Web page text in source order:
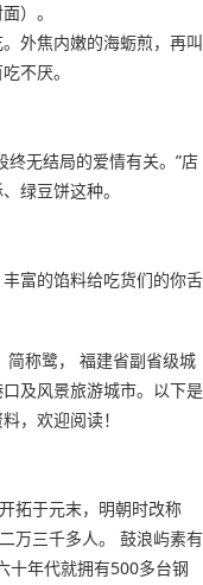
）。
外焦内嫩的海蛎煎，再叫
不厌。
终无结局的爱情有关。”店
绿豆饼这种。
富的馅料给吃货们的你舌
简称鹭， 福建省副省级城
及风景旅游城市。以下是
，欢迎阅读！
拓于元末，明朝时改称
万三千多人。 鼓浪屿素有
十年代就拥有500多台钢